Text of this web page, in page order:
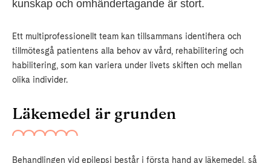
kunskap och omhändertagande är stort.
Ett multiprofessionellt team kan tillsammans identifiera och
tillmötesgå patientens alla behov av vård, rehabilitering och
habilitering, som kan variera under livets skiften och mellan
olika individer.
Läkemedel är grunden
Behandlingen vid epilepsi består i första hand av läkemedel, så